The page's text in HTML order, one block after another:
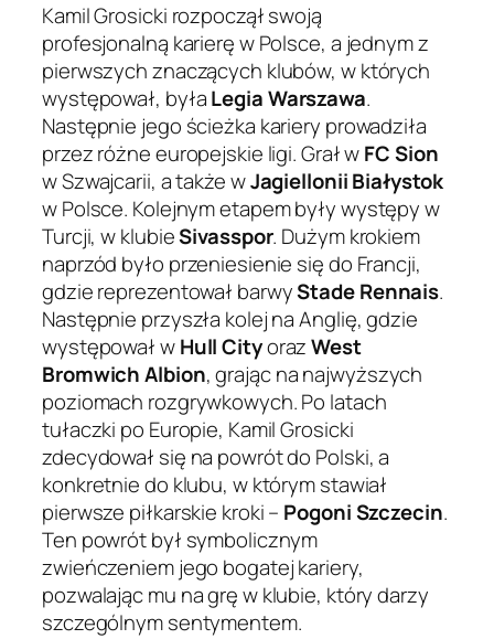
Kamil Grosicki rozpoczął swoją
profesjonalną karierę w Polsce, a jednym z
pierwszych znaczących klubów, w których
występował, byłaLegia Warszawa.
Następnie jego ścieżka kariery prowadziła
przez różne europejskie ligi. Grał wFC Sion
w Szwajcarii, a także wJagiellonii Białystok
w Polsce. Kolejnym etapem były występy w
Turcji, w klubieSivasspor. Dużym krokiem
naprzód było przeniesienie się do Francji,
gdzie reprezentował barwyStade Rennais.
Następnie przyszła kolej na Anglię, gdzie
występował wHull CityorazWest
Bromwich Albion, grając na najwyższych
poziomach rozgrywkowych. Po latach
tułaczki po Europie, Kamil Grosicki
zdecydował się na powrót do Polski, a
konkretnie do klubu, w którym stawiał
pierwsze piłkarskie kroki – Pogoni Szczecin.
Ten powrót był symbolicznym
zwieńczeniem jego bogatej kariery,
pozwalając mu na grę w klubie, który darzy
szczególnym sentymentem.